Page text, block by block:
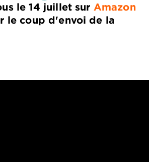
le 14 juillet sur Amazon
le coup d'envoi de la